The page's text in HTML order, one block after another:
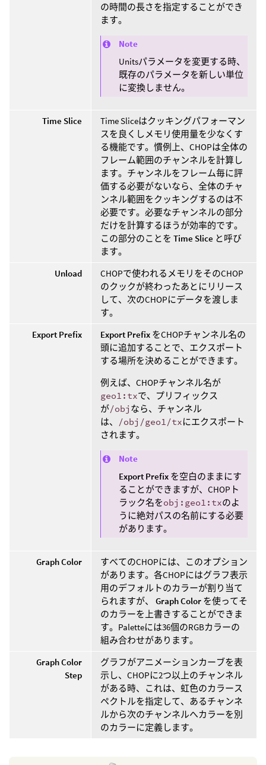
の時間の長さを指定することができ
ます。
Note
Unitsパラメータを変更する時、
既存のパラメータを新しい単位
に変換しません。
Time Slice
Time Sliceはクッキングパフォーマン
スを良くしメモリ使用量を少なくす
る機能です。慣例上、CHOPは全体の
フレーム範囲のチャンネルを計算し
ます。チャンネルをフレーム毎に評
価する必要がないなら、全体のチャ
ンネル範囲をクッキングするのは不
必要です。必要なチャンネルの部分
だけを計算するほうが効率的です。
この部分のことを Time Slice と呼び
ます。
Unload
CHOPで使われるメモリをそのCHOP
のクックが終わったあとにリリース
して、次のCHOPにデータを渡しま
す。
Export Prefix
Export Prefix をCHOPチャンネル名の
頭に追加することで、エクスポート
する場所を決めることができます。
例えば、CHOPチャンネル名が
geo1:txで、プリフィックス
が/obj なら、チャンネル
は、
/obj/geo1/txにエクスポート
されます。
Note
Export Prefix を空白のままにす
ることができますが、CHOPト
ラック名をobj:geo1:txのよ
うに絶対パスの名前にする必要
があります。
Graph Color
すべてのCHOPには、このオプション
があります。各CHOPにはグラフ表示
用のデフォルトのカラーが割り当て
られますが、 Graph Color を使ってそ
のカラーを上書きすることができま
す。Paletteには36個のRGBカラーの
組み合わせがあります。
Graph Color
Step
グラフがアニメーションカーブを表
示し、CHOPに2つ以上のチャンネル
がある時、これは、虹色のカラース
ペクトルを指定して、あるチャンネ
ルから次のチャンネルへカラーを別
のカラーに定義します。